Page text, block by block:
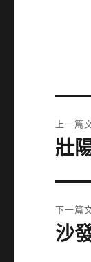
章
上一篇
上
篇
文
章:
壯
下一篇
下
沙